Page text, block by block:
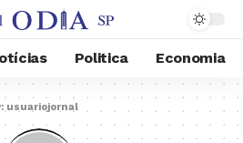
Politica Economia
usuariojornal